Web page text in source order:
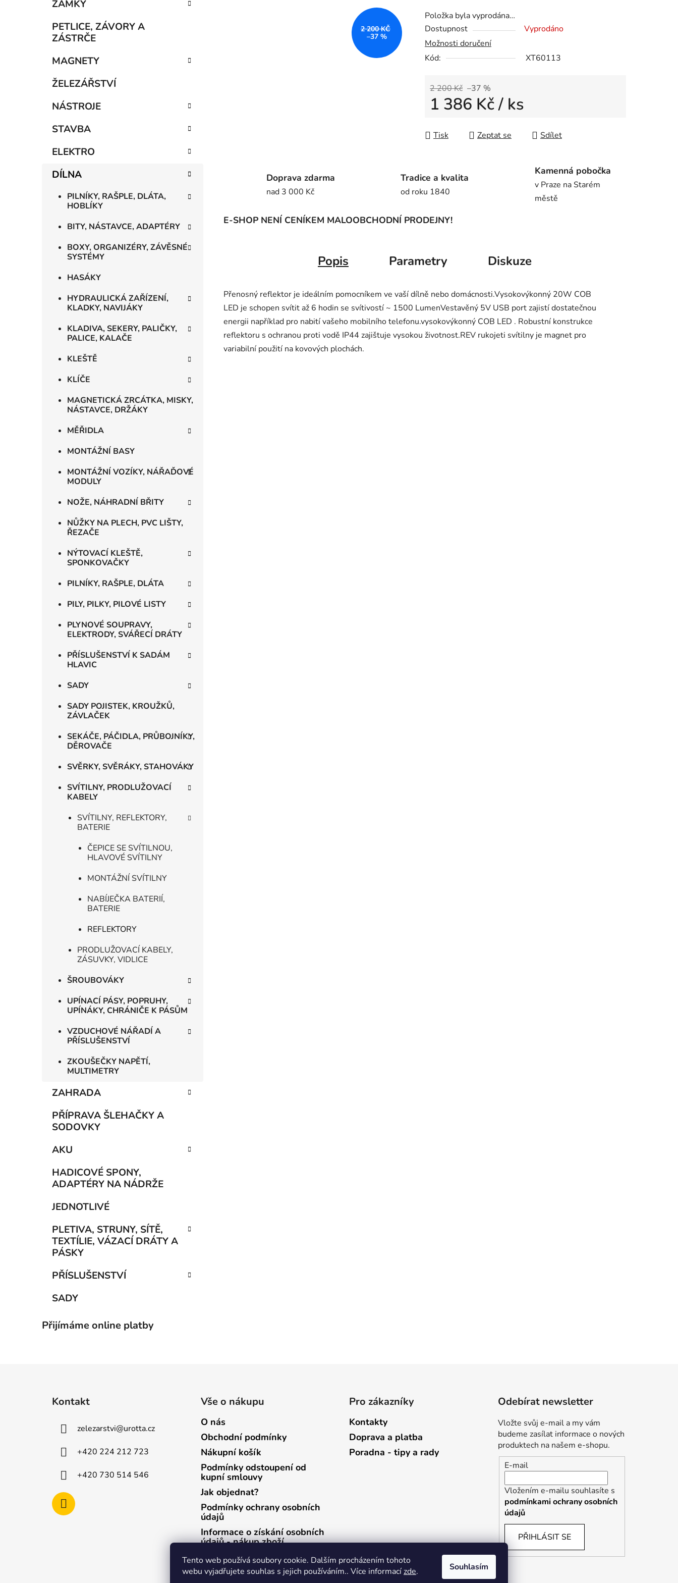
Tento web používá soubory cookie. Dalším procházením tohoto
webu vyjadřujete souhlas s jejich používáním.. Více informacízde. Souhlasím
ZÁMKY
PETLICE, ZÁVORY A
ZÁSTRČE
MAGNETY
ŽELEZÁŘSTVÍ
NÁSTROJE
STAVBA
ELEKTRO
DÍLNA
PILNÍKY, RAŠPLE, DLÁTA,
HOBLÍKY
BITY, NÁSTAVCE, ADAPTÉRY
BOXY, ORGANIZÉRY, ZÁVĚSNÉ
SYSTÉMY
HASÁKY
HYDRAULICKÁ ZAŘÍZENÍ,
KLADKY, NAVIJÁKY
KLADIVA, SEKERY, PALIČKY,
PALICE, KALAČE
KLEŠTĚ
KLÍČE
MAGNETICKÁ ZRCÁTKA, MISKY,
NÁSTAVCE, DRŽÁKY
MĚŘIDLA
MONTÁŽNÍ BASY
MONTÁŽNÍ VOZÍKY, NÁŘAĎOVÉ
MODULY
NOŽE, NÁHRADNÍ BŘITY
NŮŽKY NA PLECH, PVC LIŠTY,
ŘEZAČE
NÝTOVACÍ KLEŠTĚ,
SPONKOVAČKY
PILNÍKY, RAŠPLE, DLÁTA
PILY, PILKY, PILOVÉ LISTY
PLYNOVÉ SOUPRAVY,
ELEKTRODY, SVÁŘECÍ DRÁTY
PŘÍSLUŠENSTVÍ K SADÁM
HLAVIC
SADY
SADY POJISTEK, KROUŽKŮ,
ZÁVLAČEK
SEKÁČE, PÁČIDLA, PRŮBOJNÍKY,
DĚROVAČE
SVĚRKY, SVĚRÁKY, STAHOVÁKY
SVÍTILNY, PRODLUŽOVACÍ
KABELY
SVÍTILNY, REFLEKTORY,
BATERIE
ČEPICE SE SVÍTILNOU,
HLAVOVÉ SVÍTILNY
MONTÁŽNÍ SVÍTILNY
NABÍJEČKA BATERIÍ,
BATERIE
REFLEKTORY
PRODLUŽOVACÍ KABELY,
ZÁSUVKY, VIDLICE
ŠROUBOVÁKY
UPÍNACÍ PÁSY, POPRUHY,
UPÍNÁKY, CHRÁNIČE K PÁSŮM
VZDUCHOVÉ NÁŘADÍ A
PŘÍSLUŠENSTVÍ
ZKOUŠEČKY NAPĚTÍ,
MULTIMETRY
ZAHRADA
PŘÍPRAVA ŠLEHAČKY A
SODOVKY
AKU
HADICOVÉ SPONY,
ADAPTÉRY NA NÁDRŽE
JEDNOTLIVÉ
PLETIVA, STRUNY, SÍTĚ,
TEXTÍLIE, VÁZACÍ DRÁTY A
PÁSKY
PŘÍSLUŠENSTVÍ
SADY
Přijímáme online platby
je
0,0
z
5
Položka byla vyprodána…
Dostupnost
Vyprodáno
Možnosti doručení
Kód:
XT60113
2 200 Kč –37 %
1 386 Kč/ ks
Tisk
Zeptat se Sdílet
2 200 KČ
–37 %
Doprava zdarma
nad 3 000 Kč
Tradice a kvalita
od roku 1840
Kamenná pobočka
v Praze na Starém
městě
E-SHOP NENÍ CENÍKEM MALOOBCHODNÍ PRODEJNY!
Popis Parametry Diskuze
Přenosný reflektor je ideálním pomocníkem ve vaší dílně nebo domácnosti.Vysokovýkonný 20W COB
LED je schopen svítit až 6 hodin se svítivostí ~ 1500 LumenVestavěný 5V USB port zajistí dostatečnou
energii například pro nabití vašeho mobilního telefonu.vysokovýkonný COB LED . Robustní konstrukce
reflektoru s ochranou proti vodě IP44 zajištuje vysokou životnost.REV rukojeti svítilny je magnet pro
variabilní použití na kovových plochách.
Kontakt
zelezarstvi@urotta.cz
+420 224 212 723
+420 730 514 546
Vše o nákupu
O nás
Obchodní podmínky
Nákupní košík
Podmínky odstoupení od
kupní smlouvy
Jak objednat?
Podmínky ochrany osobních
údajů
Informace o získání osobních
údajů - nákup zboží
Informace o získání osobních
údajů - zasílání newsletterů
Pro zákazníky
Kontakty
Doprava a platba
Poradna - tipy a rady
Odebírat newsletter
Vložte svůj e-mail a my vám
budeme zasílat informace o nových
produktech na našem e-shopu.
E-mail
Vložením e-mailu souhlasíte s
podmínkami ochrany osobních
údajů
PŘIHLÁSIT SE